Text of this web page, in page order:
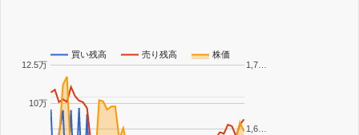
買い残高 売り残高 株価
10万
12.5万
1,6…
1,7…